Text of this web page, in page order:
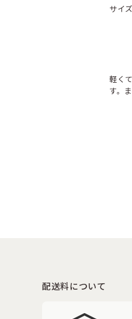
サイ
軽く
す。
配送料について